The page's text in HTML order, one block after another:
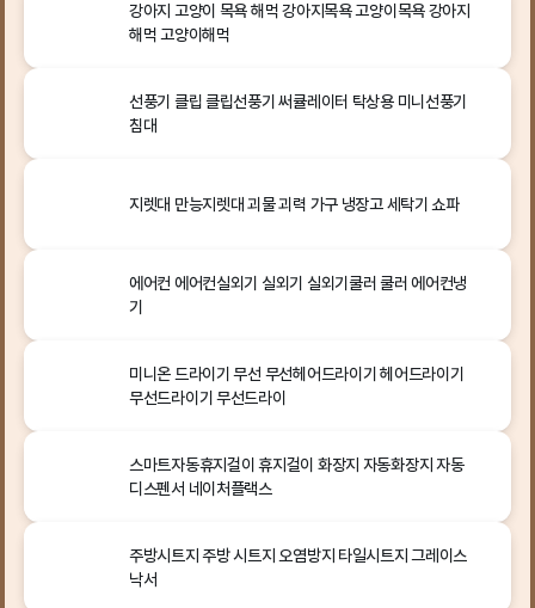
강아지 고양이 목욕 해먹 강아지목욕 고양이목욕 강아지
해먹 고양이해먹
선풍기 클립 클립선풍기 써큘레이터 탁상용 미니선풍기
침대
지렛대 만능지렛대 괴물 괴력 가구 냉장고 세탁기 쇼파
에어컨 에어컨실외기 실외기 실외기쿨러 쿨러 에어컨냉
기
미니온 드라이기 무선 무선헤어드라이기 헤어드라이기
무선드라이기 무선드라이
스마트자동휴지걸이 휴지걸이 화장지 자동화장지 자동
디스펜서 네이처플랙스
주방시트지 주방 시트지 오염방지 타일시트지 그레이스
낙서